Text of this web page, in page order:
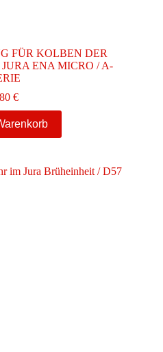
FÜR KOLBEN DER
ENA MICRO / A-
€